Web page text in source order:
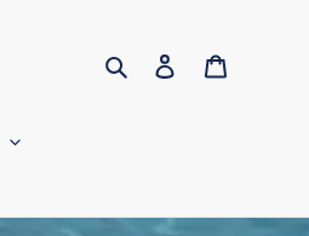
BuscarIngresar